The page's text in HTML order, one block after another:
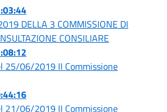
DELLA 3 COMMISSIONE DI
CONSILIARE
25/06/2019 II Commissione
21/06/2019 II Commissione